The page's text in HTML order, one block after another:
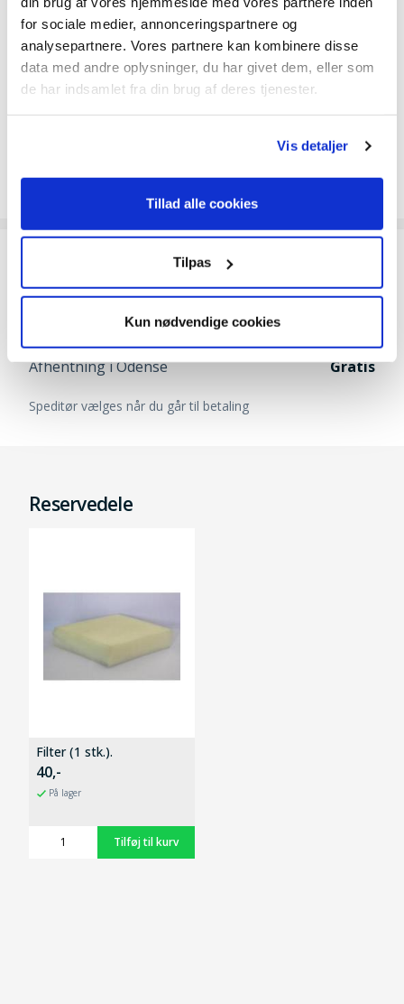
for sociale medier, annonceringspartnere og
analysepartnere. Vores partnere kan kombinere disse
data med andre oplysninger, du har givet dem, eller som
de har indsamlet fra din brug af deres tjenester.
Vis detaljer
Tillad alle cookies
Tilpas
Kun nødvendige cookies
Manual
Manual
Afhentning i Odense
Gratis
Speditør vælges når du går til betaling
Reservedele
Filter (1 stk.).
40,-
På lager